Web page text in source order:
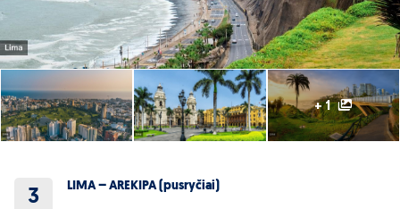
+ 1
3
LIMA – AREKIPA (pusryčiai)